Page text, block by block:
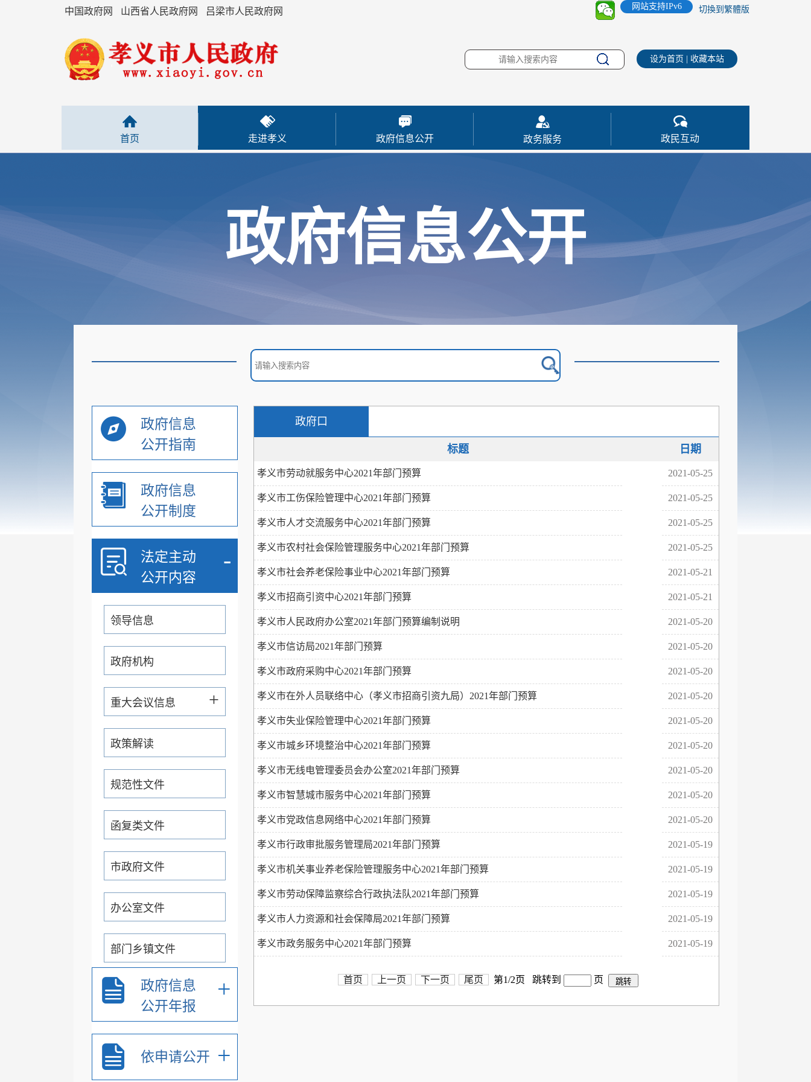
中国政府网 山西省人民政府网 吕梁市人民政府网 切換到繁體版
网站支持IPv6
设为首页 收藏本站
首页 走进孝义 政府信息公开 政务服务 政民互动
政府信息公开
政府信息
公开指南
政府信息
公开制度
法定主动
公开内容
-
领导信息
政府机构
重大会议信息 +
政策解读
规范性文件
函复类文件
市政府文件
办公室文件
部门乡镇文件
通知公告公示
重大行政决策预公开
政务专题
政府信息
公开年报
+
依申请公开 +
政府口
标题 日期
孝义市劳动就服务中心2021年部门预算 2021-05-25
孝义市工伤保险管理中心2021年部门预算 2021-05-25
孝义市人才交流服务中心2021年部门预算 2021-05-25
孝义市农村社会保险管理服务中心2021年部门预算 2021-05-25
孝义市社会养老保险事业中心2021年部门预算 2021-05-21
孝义市招商引资中心2021年部门预算 2021-05-21
孝义市人民政府办公室2021年部门预算编制说明 2021-05-20
孝义市信访局2021年部门预算 2021-05-20
孝义市政府采购中心2021年部门预算 2021-05-20
孝义市在外人员联络中心（孝义市招商引资九局）2021年部门预算 2021-05-20
孝义市失业保险管理中心2021年部门预算 2021-05-20
孝义市城乡环境整治中心2021年部门预算 2021-05-20
孝义市无线电管理委员会办公室2021年部门预算 2021-05-20
孝义市智慧城市服务中心2021年部门预算 2021-05-20
孝义市党政信息网络中心2021年部门预算 2021-05-20
孝义市行政审批服务管理局2021年部门预算 2021-05-19
孝义市机关事业养老保险管理服务中心2021年部门预算 2021-05-19
孝义市劳动保障监察综合行政执法队2021年部门预算 2021-05-19
孝义市人力资源和社会保障局2021年部门预算 2021-05-19
孝义市政务服务中心2021年部门预算 2021-05-19
首页 上一页 下一页 尾页 第1/2页 跳转到 页